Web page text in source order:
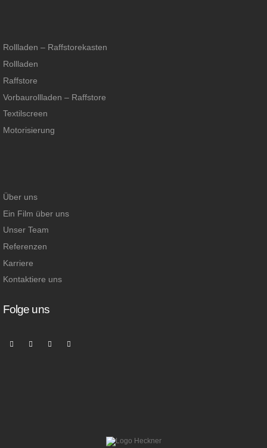
Rollladen – Raffstorekasten
Rollladen
Raffstore
Vorbaurollladen – Raffstore
Textilscreen
Motorisierung
Über uns
Ein Film über uns
Unser Team
Referenzen
Karriere
Kontaktiere uns
Folge uns